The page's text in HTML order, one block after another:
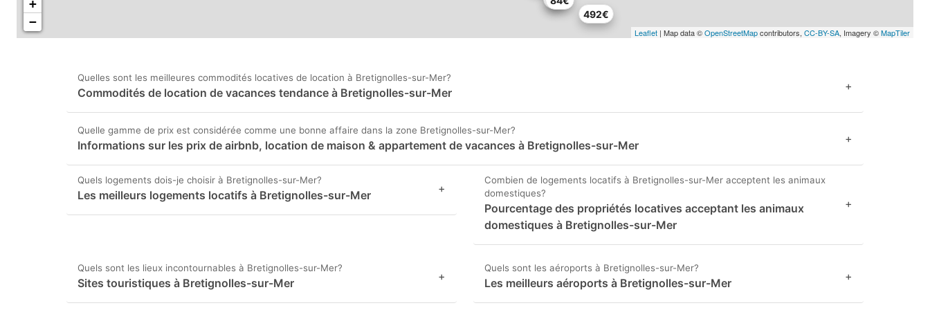
492€
+
−
Leaflet | Map data ©OpenStreetMapcontributors, CC-BY-SA, Imagery ©MapTiler
Quelles sont les meilleures commodités locatives de location à Bretignolles-sur-Mer?
Commodités de location de vacances tendance à Bretignolles-sur-Mer +
Quelle gamme de prix est considérée comme une bonne affaire dans la zone Bretignolles-sur-Mer?
Informations sur les prix de airbnb, location de maison & appartement de vacances à Bretignolles-sur-Mer +
Quels logements dois-je choisir à Bretignolles-sur-Mer?
Les meilleurs logements locatifs à Bretignolles-sur-Mer +
Combien de logements locatifs à Bretignolles-sur-Mer acceptent les animaux
domestiques?
Pourcentage des propriétés locatives acceptant les animaux
domestiques à Bretignolles-sur-Mer
+
Quels sont les lieux incontournables à Bretignolles-sur-Mer?
Sites touristiques à Bretignolles-sur-Mer +
Quels sont les aéroports à Bretignolles-sur-Mer?
Les meilleurs aéroports à Bretignolles-sur-Mer +